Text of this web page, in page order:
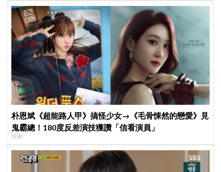
朴恩斌《超能路人甲》搞怪少女→《毛骨悚然的戀愛》見
鬼霸總！180度反差演技獲讚「信看演員」
韓劇